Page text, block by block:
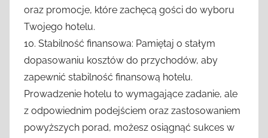
oraz promocje, które zachęcą gości do wyboru
Twojego hotelu.
10. Stabilność finansowa: Pamiętaj o stałym
dopasowaniu kosztów do przychodów, aby
zapewnić stabilność finansową hotelu.
Prowadzenie hotelu to wymagające zadanie, ale
z odpowiednim podejściem oraz zastosowaniem
powyższych porad, możesz osiągnąć sukces w